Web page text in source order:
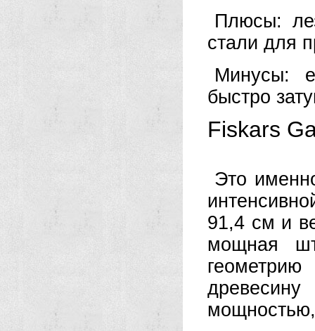
Плюсы:
стали для
Минусы:
быстро
Fiskars
Это
91,4 см и
мощная